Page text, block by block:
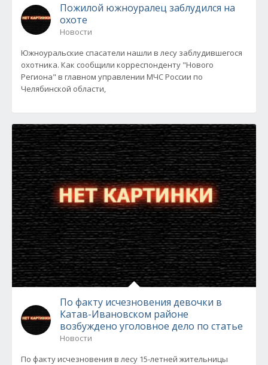
Пожилой южноуралец заблудился на
охоте
Новости
Южноуральские спасатели нашли в лесу заблудившегося
охотника. Как сообщили корреспонденту "Нового
Региона" в главном управлении МЧС России по
Челябинской области,
По факту исчезновения девочки в
Катав-Ивановском районе
возбуждено уголовное дело по статье
Новости
По факту исчезновения в лесу 15-летней жительницы